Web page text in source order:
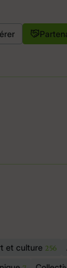
et culture 256